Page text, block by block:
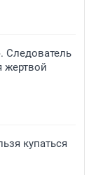
Следователь
жертвой
купаться